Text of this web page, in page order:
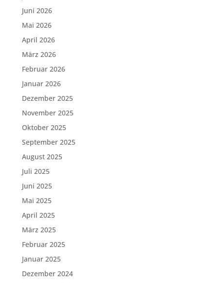
Juni 2026
Mai 2026
April 2026
März 2026
Februar 2026
Januar 2026
Dezember 2025
November 2025
Oktober 2025
September 2025
August 2025
Juli 2025
Juni 2025
Mai 2025
April 2025
März 2025
Februar 2025
Januar 2025
Dezember 2024